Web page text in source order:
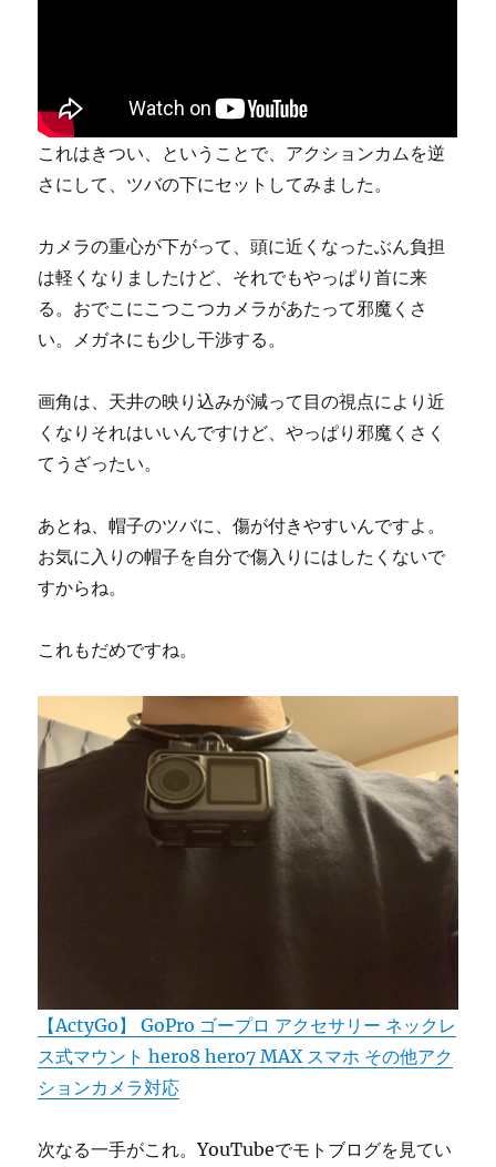
これはきつい、ということで、アクションカムを逆
さにして、ツバの下にセットしてみました。
カメラの重心が下がって、頭に近くなったぶん負担
は軽くなりましたけど、それでもやっぱり首に来
る。おでこにこつこつカメラがあたって邪魔くさ
い。メガネにも少し干渉する。
画角は、天井の映り込みが減って目の視点により近
くなりそれはいいんですけど、やっぱり邪魔くさく
てうざったい。
あとね、帽子のツバに、傷が付きやすいんですよ。
お気に入りの帽子を自分で傷入りにはしたくないで
すからね。
これもだめですね。
【ActyGo】 GoPro ゴープロ アクセサリー ネックレ
ス式マウント hero8 hero7 MAX スマホ その他アク
ションカメラ対応
次なる一手がこれ。YouTubeでモトブログを見てい